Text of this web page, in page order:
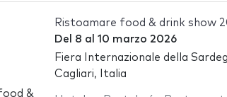
Ristoamare food & drink show
Del 8 al 10 marzo 2026
Fiera Internazionale della
Cagliari, Italia